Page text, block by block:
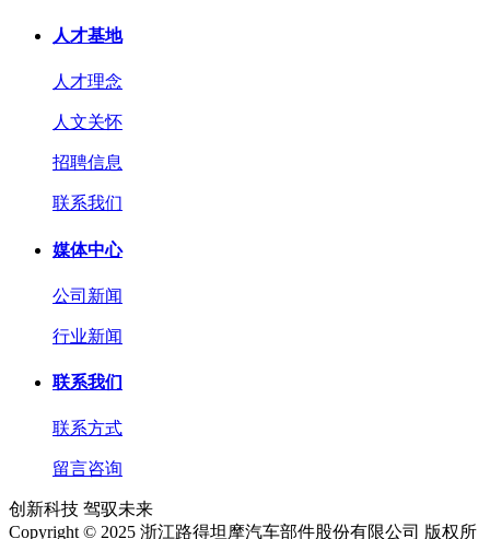
人才基地
人才理念
人文关怀
招聘信息
联系我们
媒体中心
公司新闻
行业新闻
联系我们
联系方式
留言咨询
创新科技 驾驭未来
Copyright © 2025 浙江路得坦摩汽车部件股份有限公司 版权所